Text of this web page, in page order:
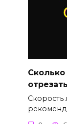
Скорость